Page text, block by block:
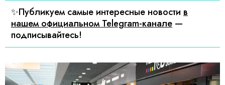
✨Публикуем самые интересные новости в
нашем официальном Telegram-канале —
подписывайтесь!